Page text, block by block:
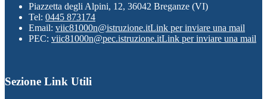
Piazzetta degli Alpini, 12, 36042 Breganze (VI)
Tel: 0445 873174
Email: viic81000n@istruzione.itLink per inviare una mail
PEC: viic81000n@pec.istruzione.itLink per inviare una mail
Sezione Link Utili